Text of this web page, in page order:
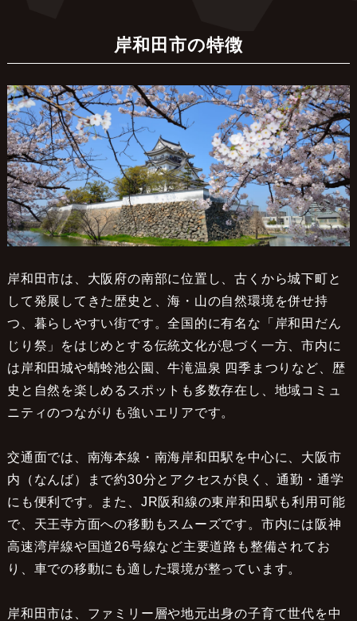
岸和田市の特徴
岸和田市は、大阪府の南部に位置し、古くから城下町と
して発展してきた歴史と、海・山の自然環境を併せ持
つ、暮らしやすい街です。全国的に有名な「岸和田だん
じり祭」をはじめとする伝統文化が息づく一方、市内に
は岸和田城や蜻蛉池公園、牛滝温泉 四季まつりなど、歴
史と自然を楽しめるスポットも多数存在し、地域コミュ
ニティのつながりも強いエリアです。
交通面では、南海本線・南海岸和田駅を中心に、大阪市
内（なんば）まで約30分とアクセスが良く、通勤・通学
にも便利です。また、JR阪和線の東岸和田駅も利用可能
で、天王寺方面への移動もスムーズです。市内には阪神
高速湾岸線や国道26号線など主要道路も整備されてお
り、車での移動にも適した環境が整っています。
岸和田市は、ファミリー層や地元出身の子育て世代を中